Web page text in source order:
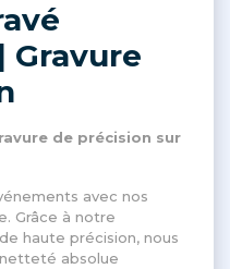
Gravure
de précision sur
avec nos
Grâce à notre
haute précision, nous
absolue